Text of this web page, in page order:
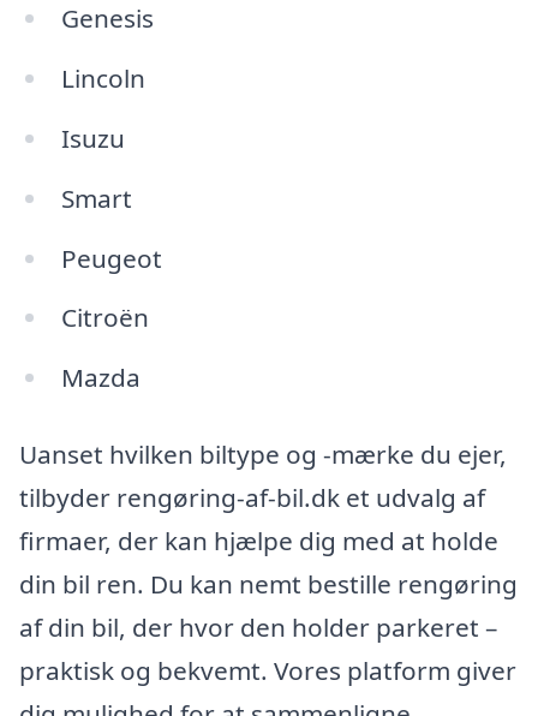
Genesis
Lincoln
Isuzu
Smart
Peugeot
Citroën
Mazda
Uanset hvilken biltype og -mærke du ejer,
tilbyder rengøring-af-bil.dk et udvalg af
firmaer, der kan hjælpe dig med at holde
din bil ren. Du kan nemt bestille rengøring
af din bil, der hvor den holder parkeret –
praktisk og bekvemt. Vores platform giver